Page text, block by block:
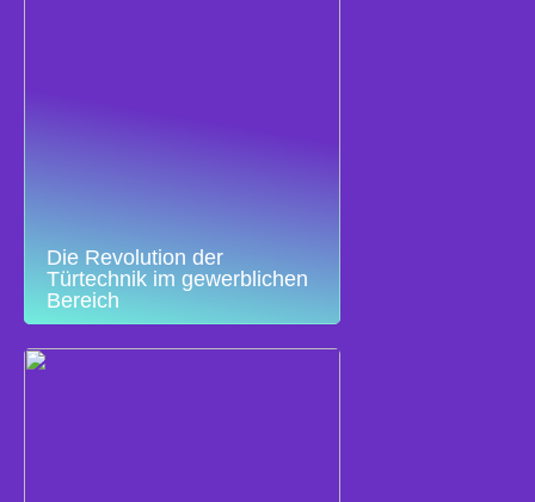
Die Revolution der
Türtechnik im gewerblichen
Bereich